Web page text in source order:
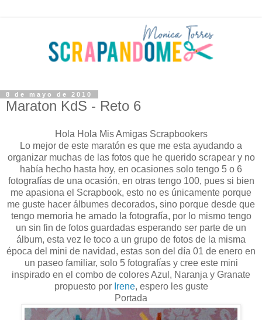
8 de mayo de 2010
Maraton KdS - Reto 6
Hola Hola Mis Amigas Scrapbookers
Lo mejor de este maratón es que me esta ayudando a
organizar muchas de las fotos que he querido scrapear y no
había hecho hasta hoy, en ocasiones solo tengo 5 o 6
fotografías de una ocasión, en otras tengo 100, pues si bien
me apasiona el Scrapbook, esto no es únicamente porque
me guste hacer álbumes decorados, sino porque desde que
tengo memoria he amado la fotografía, por lo mismo tengo
un sin fin de fotos guardadas esperando ser parte de un
álbum, esta vez le toco a un grupo de fotos de la misma
época del mini de navidad, estas son del día 01 de enero en
un paseo familiar, solo 5 fotografías y cree este mini
inspirado en el combo de colores Azul, Naranja y Granate
propuesto por Irene, espero les guste
Portada